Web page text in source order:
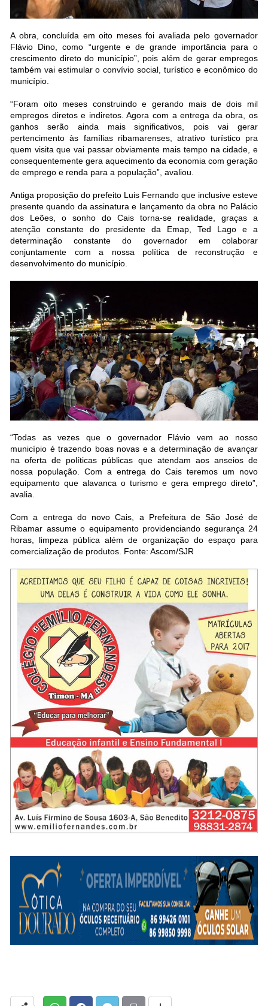
A obra, concluída em oito meses foi avaliada pelo governador
Flávio Dino, como “urgente e de grande importância para o
crescimento direto do município”, pois além de gerar empregos
também vai estimular o convívio social, turístico e econômico do
município.
“Foram oito meses construindo e gerando mais de dois mil
empregos diretos e indiretos. Agora com a entrega da obra, os
ganhos serão ainda mais significativos, pois vai gerar
pertencimento às famílias ribamarenses, atrativo turístico pra
quem visita que vai passar obviamente mais tempo na cidade, e
consequentemente gera aquecimento da economia com geração
de emprego e renda para a população”, avaliou.
Antiga proposição do prefeito Luis Fernando que inclusive esteve
presente quando da assinatura e lançamento da obra no Palácio
dos Leões, o sonho do Cais torna-se realidade, graças a
atenção constante do presidente da Emap, Ted Lago e a
determinação constante do governador em colaborar
conjuntamente com a nossa política de reconstrução e
desenvolvimento do município.
“Todas as vezes que o governador Flávio vem ao nosso
município é trazendo boas novas e a determinação de avançar
na oferta de políticas públicas que atendam aos anseios de
nossa população. Com a entrega do Cais teremos um novo
equipamento que alavanca o turismo e gera emprego direto”,
avalia.
Com a entrega do novo Cais, a Prefeitura de São José de
Ribamar assume o equipamento providenciando segurança 24
horas, limpeza pública além de organização do espaço para
comercialização de produtos. Fonte: Ascom/SJR